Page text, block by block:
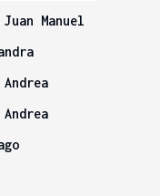
Manuel